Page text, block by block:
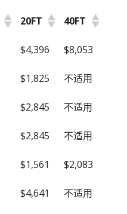
20FT
40FT
20FT 40FT
$4,396 $8,053
$1,825 不适用
$2,845 不适用
$2,845 不适用
$1,561 $2,083
$4,641 不适用